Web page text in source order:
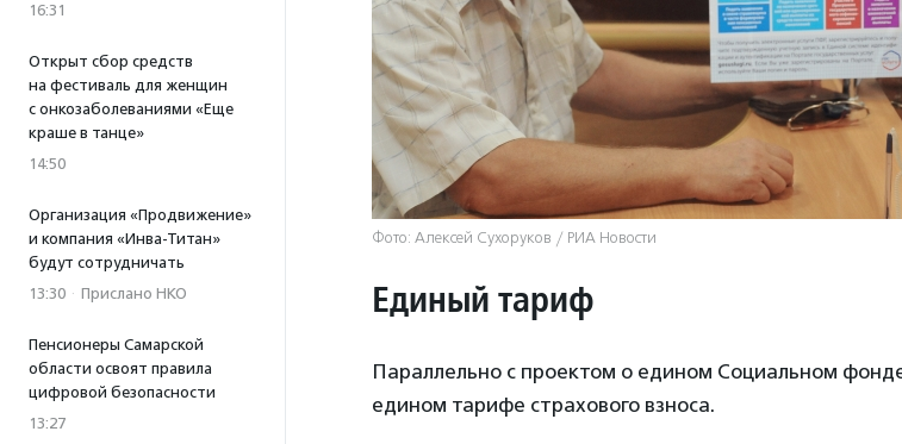
16:31
Открыт сбор средств
на фестиваль для женщин
с онкозаболеваниями «Еще
краше в танце»
14:50
Организация «Продвижение»
и компания «Инва-Титан»
будут сотрудничать
13:30 · Прислано НКО
Пенсионеры Самарской
области освоят правила
цифровой безопасности
13:27
Фото: Алексей Сухоруков / РИА Новости
Единый тариф
Параллельно с проектом о едином Социальном
едином тарифе страхового взноса.